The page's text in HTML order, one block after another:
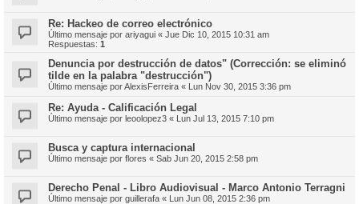
Re: Hackeo de correo electrónico
Último mensaje por ariyagui « Jue Dic 10, 2015 10:31 am
Respuestas: 1
Denuncia por destrucción de datos" (Corrección: se eliminó
tilde en la palabra "destrucción")
Último mensaje porAlexisFerreira « Lun Nov 30, 2015 3:36 pm
Re: Ayuda - Calificación Legal
Último mensaje por leoolopez3 « Lun Jul 13, 2015 7:10 pm
Busca y captura internacional
Último mensaje por flores « Sab Jun 20, 2015 2:58 pm
Derecho Penal - Libro Audiovisual - Marco Antonio Terragni
Último mensaje por guillerafa « Lun Jun 08, 2015 2:36 pm